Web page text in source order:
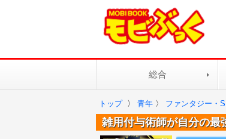
総合
トップ 〉 青年 〉 ファンタジー・
雑用付与術師が自分の最